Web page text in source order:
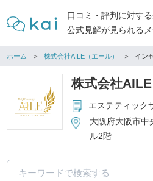
口コミ・評判に対す
公式見解が見られるメ
ホーム 株式会社AILE（エール） イン
株式会社AILE
大阪府大阪市中
ル2階